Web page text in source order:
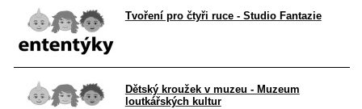
Tvoření pro čtyři ruce - Studio Fantazie
Dětský kroužek v muzeu - Muzeum
loutkářských kultur